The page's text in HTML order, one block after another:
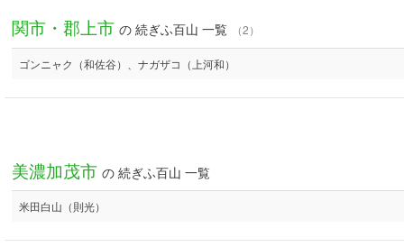
関市・郡上市 の 続ぎふ百山 一覧 （2）
ゴンニャク（和佐谷）、ナガザコ（上河和）
美濃加茂市 の 続ぎふ百山 一覧
米田白山（則光）